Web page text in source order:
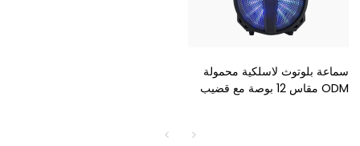
سماعة بلوتوث لاسلكية محمولة
ODM مقاس 12 بوصة مع قضيب